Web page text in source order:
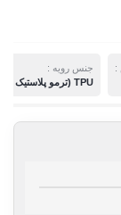
:
جنس رویه :
TPU (ترمو پلاستیک پلی اورتان)